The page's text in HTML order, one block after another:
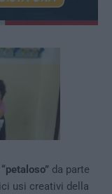
“petaloso” da parte
usi creativi della